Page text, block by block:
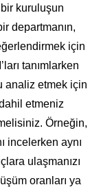
kuruluşun
departmanın,
için
tanımlarken
analiz etmek için
etmeniz
Örneğin,
incelerken aynı
ulaşmanızı
oranları ya